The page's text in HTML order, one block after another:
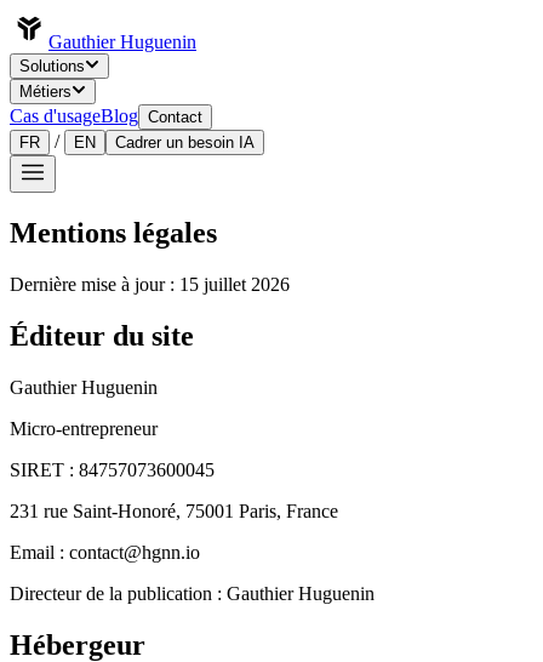
Gauthier Huguenin
Solutions
Métiers
Cas d'usageBlog Contact
FR
/ EN Cadrer un besoin IA
Mentions légales
Dernière mise à jour : 15 juillet 2026
Éditeur du site
Gauthier Huguenin
Micro-entrepreneur
SIRET : 84757073600045
231 rue Saint-Honoré, 75001 Paris, France
Email : contact@hgnn.io
Directeur de la publication : Gauthier Huguenin
Hébergeur